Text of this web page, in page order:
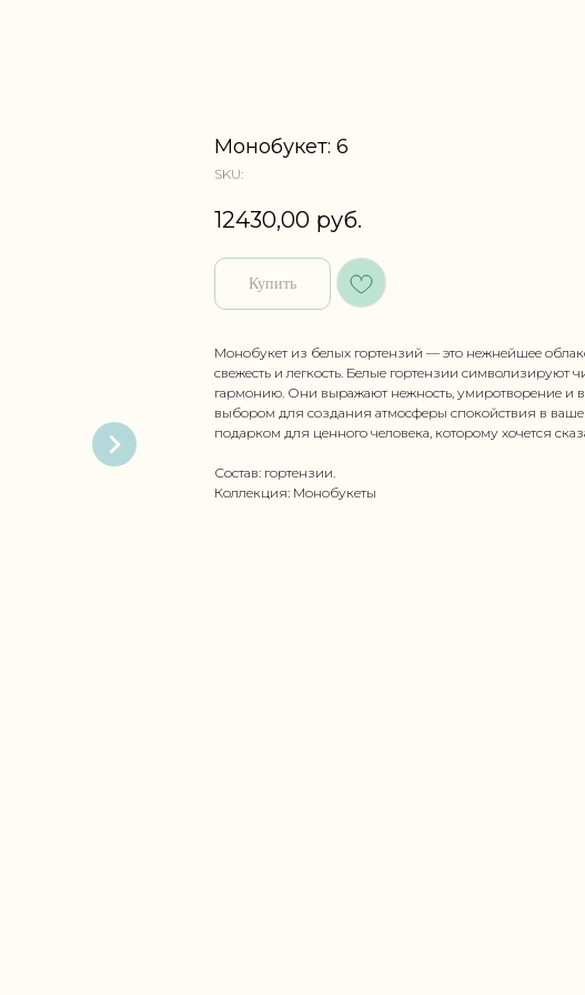
Монобукет: 6
SKU:
12430,00 руб.
Купить
Монобукет из белых гортензий — это нежнейшее
свежесть и легкость. Белые гортензии символизируют
гармонию. Они выражают нежность, умиротворение и
выбором для создания атмосферы спокойствия в
подарком для ценного человека, которому хочется
Состав: гортензии.
Коллекция: Монобукеты